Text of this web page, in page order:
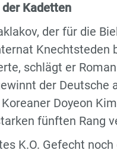
Kadetten
der für die
Knechtsteden
schlägt er
der Deutsche
Doyeon
fünften Rang
K.O. Gefecht